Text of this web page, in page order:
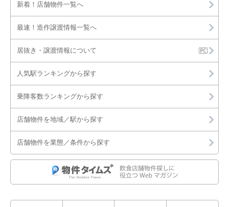
富津市
浦安市
四街道市
八街市
白井市
印旛郡
印西市
新着！店舗物件一覧へ
最速！造作譲渡情報一覧へ
居抜き・譲渡情報について
人気駅ランキングから探す
乗降客数ランキングから探す
店舗物件を地域／駅から探す
店舗物件を業態／条件から探す